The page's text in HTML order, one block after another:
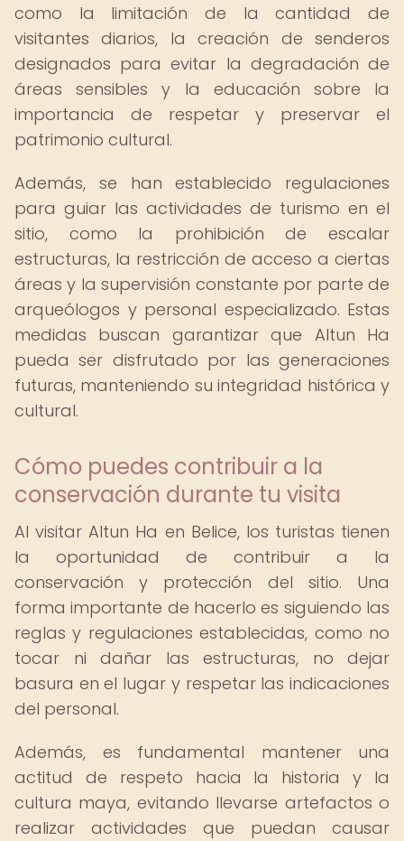
como la limitación de la cantidad de
visitantes diarios, la creación de senderos
designados para evitar la degradación de
áreas sensibles y la educación sobre la
importancia de respetar y preservar el
patrimonio cultural.
Además, se han establecido regulaciones
para guiar las actividades de turismo en el
sitio, como la prohibición de escalar
estructuras, la restricción de acceso a ciertas
áreas y la supervisión constante por parte de
arqueólogos y personal especializado. Estas
medidas buscan garantizar que Altun Ha
pueda ser disfrutado por las generaciones
futuras, manteniendo su integridad histórica y
cultural.
Cómo puedes contribuir a la
conservación durante tu visita
Al visitar Altun Ha en Belice, los turistas tienen
la oportunidad de contribuir a la
conservación y protección del sitio. Una
forma importante de hacerlo es siguiendo las
reglas y regulaciones establecidas, como no
tocar ni dañar las estructuras, no dejar
basura en el lugar y respetar las indicaciones
del personal.
Además, es fundamental mantener una
actitud de respeto hacia la historia y la
cultura maya, evitando llevarse artefactos o
realizar actividades que puedan causar